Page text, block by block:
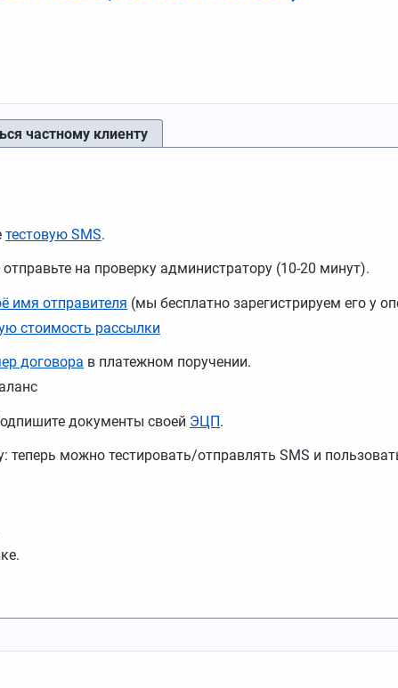
тестовую SMS.
на проверку администратору (10-20 минут).
имя отправителя (мы бесплатно зарегистрируем его у
стоимость рассылки
договора в платежном поручении.
документы своей ЭЦП.
можно тестировать/отправлять SMS и
частному клиенту